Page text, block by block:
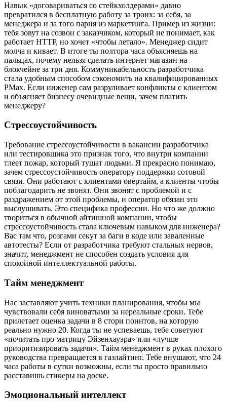
Навык «договариваться со стейкхолдерами» давно
превратился в бесплатную работу за троих: за себя, за
менеджера и за того парня из маркетинга. Пример из жизни:
тебя зовут на созвон с заказчиком, который не понимает, как
работает HTTP, но хочет «чтобы летало». Менеджер сидит
молча и кивает. В итоге ты полтора часа объясняешь на
пальцах, почему нельзя сделать интернет магазин на
блокчейне за три дня. Коммуникабельность разработчика
стала удобным способом сэкономить на квалифицированных
PMах. Если инженер сам разруливает конфликты с клиентом
и объясняет бизнесу очевидные вещи, зачем платить
менеджеру?
Стрессоустойчивость
Требование стрессоустойчивости в вакансии разработчика
или тестировщика это признак того, что внутри компании
тлеет пожар, который тушат людьми. Я прекрасно понимаю,
зачем стрессоустойчивость оператору поддержки сотовой
связи. Они работают с клиентами овертайм, а клиенты чтобы
поблагодарить не звонят. Они звонят с проблемой и с
раздражением от этой проблемы, и оператор обязан это
выслушивать. Это специфика профессии. Но что же должно
твориться в обычной айтишной компании, чтобы
стрессоустойчивость стала ключевым навыком для инженера?
Вас там что, розгами секут за баги в коде или заваленные
автотесты? Если от разработчика требуют стальных нервов,
значит, менеджмент не способен создать условия для
спокойной интеллектуальной работы.
Тайм менеджмент
Нас заставляют учить техники планирования, чтобы мы
чувствовали себя виноватыми за нереальные сроки. Тебе
прилетает оценка задачи в 8 стори поинтов, на которую
реально нужно 20. Когда ты не успеваешь, тебе советуют
«почитать про матрицу Эйзенхауэра» или «лучше
приоритизировать задачи». Тайм менеджмент в руках плохого
руководства превращается в газлайтинг. Тебе внушают, что 24
часа работы в сутки возможны, если ты просто правильно
расставишь стикеры на доске.
Эмоциональный интеллект